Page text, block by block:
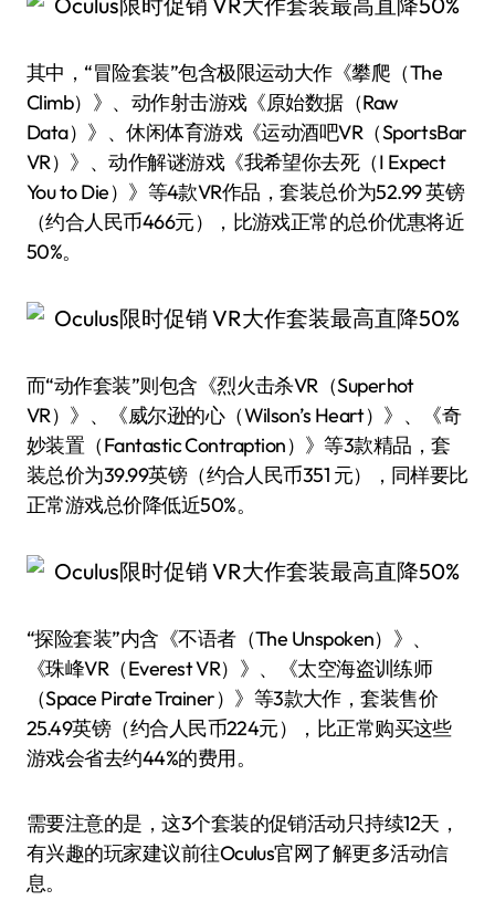
其中，“冒险套装”包含极限运动大作《攀爬（The
Climb）》、动作射击游戏《原始数据（Raw
Data）》、休闲体育游戏《运动酒吧VR（SportsBar
VR）》、动作解谜游戏《我希望你去死（I Expect
You to Die）》等4款VR作品，套装总价为52.99 英镑
（约合人民币466元），比游戏正常的总价优惠将近
50%。
而“动作套装”则包含《烈火击杀VR（Superhot
VR）》、《威尔逊的心（Wilson’s Heart）》、《奇
妙装置（Fantastic Contraption）》等3款精品，套
装总价为39.99英镑（约合人民币351 元），同样要比
正常游戏总价降低近50%。
“探险套装”内含《不语者（The Unspoken）》、
《珠峰VR（Everest VR）》、《太空海盗训练师
（Space Pirate Trainer）》等3款大作，套装售价
25.49英镑（约合人民币224元），比正常购买这些
游戏会省去约44%的费用。
需要注意的是，这3个套装的促销活动只持续12天，
有兴趣的玩家建议前往Oculus官网了解更多活动信
息。